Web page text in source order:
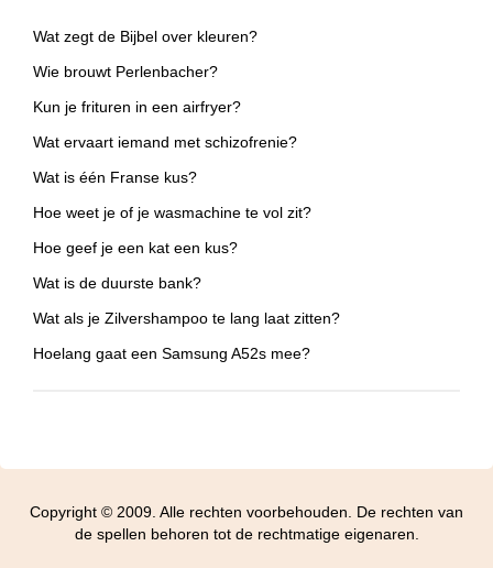
Wat zegt de Bijbel over kleuren?
Wie brouwt Perlenbacher?
Kun je frituren in een airfryer?
Wat ervaart iemand met schizofrenie?
Wat is één Franse kus?
Hoe weet je of je wasmachine te vol zit?
Hoe geef je een kat een kus?
Wat is de duurste bank?
Wat als je Zilvershampoo te lang laat zitten?
Hoelang gaat een Samsung A52s mee?
Copyright © 2009. Alle rechten voorbehouden. De rechten van
de spellen behoren tot de rechtmatige eigenaren.